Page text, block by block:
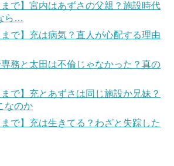
まで】宮内はあずさの父親？施設時代
ら…
まで】充は病気？直人が心配する理由
専務と太田は不倫じゃなかった？真の
まで】充とあずさは同じ施設か兄妹？
なのか
まで】充は生きてる？わざと失踪した